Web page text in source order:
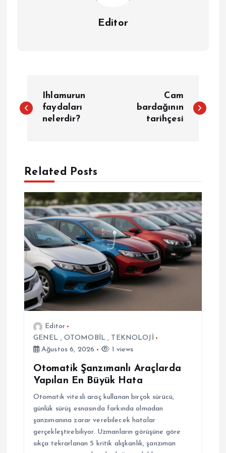
Editor
a
g
e
z
n
m
Ihlamurun
faydaları
nelerdir?
Cam
bardağının
tarihçesi
Related Posts
Editor
GENEL , OTOMOBİL , TEKNOLOJİ
Ağustos 6, 2026
1 views
Otomatik Şanzımanlı Araçlarda
Yapılan En Büyük Hata
Otomatik vitesli araç kullanan birçok sürücü,
günlük sürüş esnasında farkında olmadan
şanzımanına zarar verebilecek hatalar
gerçekleştirebiliyor. Uzmanların görüşüne göre
sıkça tekrarlanan 5 kritik alışkanlık, şanzıman